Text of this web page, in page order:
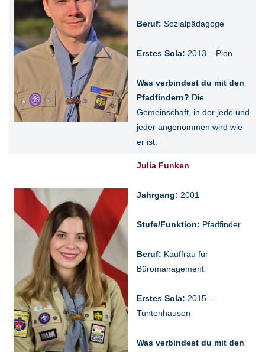
Beruf: Sozialpädagoge
Erstes Sola: 2013 – Plön
Was verbindest du mit den
Pfadfindern? Die
Gemeinschaft, in der jede und
jeder angenommen wird wie
er ist.
Julia Funken
Jahrgang: 2001
Stufe/Funktion: Pfadfinder
Beruf: Kauffrau für
Büromanagement
Erstes Sola: 2015 –
Tuntenhausen
Was verbindest du mit den